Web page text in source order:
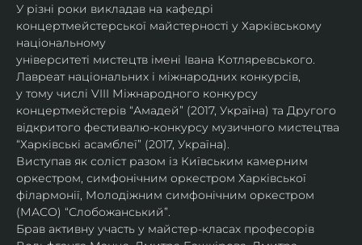
У різні роки викладав на кафедрі
концертмейстерської майстерності у Харківському
національному
університеті мистецтв імені Івана Котляревського.
Лавреат національних і міжнародних конкурсів,
у тому числі VIII Міжнародного конкурсу
концертмейстерів “Амадей” (2017, Україна) та Другого
відкритого фестивалю-конкурсу музичного мистецтва
“Харківські асамблеї” (2017, Україна).
Виступав як соліст разом із Київським камерним
оркестром, симфонічним оркестром Харківської
філармонії, Молодіжним симфонічним оркестром
(МАСО) “Слобожанський”.
Брав активну участь у майстер-класах професорів